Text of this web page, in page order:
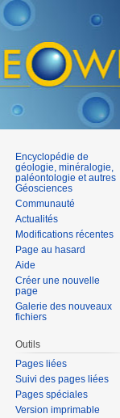
Encyclopédie de
géologie, minéralogie,
paléontologie et autres
Géosciences
Communauté
Actualités
Modifications récentes
Page au hasard
Aide
Créer une nouvelle
page
Galerie des nouveaux
fichiers
Outils
Pages liées
Suivi des pages liées
Pages spéciales
Version imprimable